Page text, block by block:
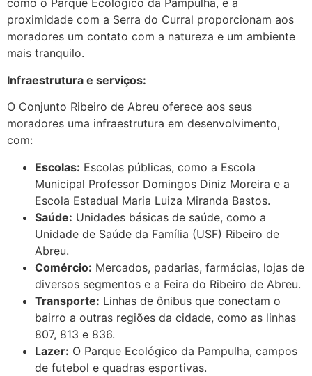
como o Parque Ecológico da Pampulha, e a
proximidade com a Serra do Curral proporcionam aos
moradores um contato com a natureza e um ambiente
mais tranquilo.
Infraestrutura e serviços:
O Conjunto Ribeiro de Abreu oferece aos seus
moradores uma infraestrutura em desenvolvimento,
com:
Escolas: Escolas públicas, como a Escola
Municipal Professor Domingos Diniz Moreira e a
Escola Estadual Maria Luiza Miranda Bastos.
Saúde: Unidades básicas de saúde, como a
Unidade de Saúde da Família (USF) Ribeiro de
Abreu.
Comércio: Mercados, padarias, farmácias, lojas de
diversos segmentos e a Feira do Ribeiro de Abreu.
Transporte: Linhas de ônibus que conectam o
bairro a outras regiões da cidade, como as linhas
807, 813 e 836.
Lazer: O Parque Ecológico da Pampulha, campos
de futebol e quadras esportivas.